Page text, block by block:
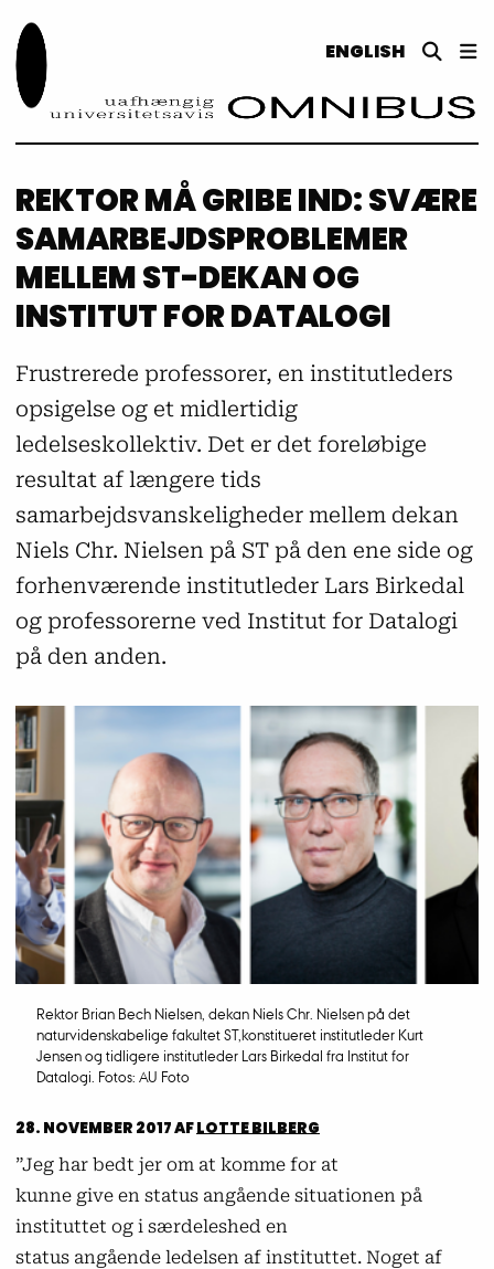
ENGLISH
REKTOR MÅ GRIBE IND: SVÆRE
SAMARBEJDSPROBLEMER
MELLEM ST-DEKAN OG
INSTITUT FOR DATALOGI
Frustrerede professorer, en institutleders
opsigelse og et midlertidig
ledelseskollektiv. Det er det foreløbige
resultat af længere tids
samarbejdsvanskeligheder mellem dekan
Niels Chr. Nielsen på ST på den ene side og
forhenværende institutleder Lars Birkedal
og professorerne ved Institut for Datalogi
på den anden.
Rektor Brian Bech Nielsen, dekan Niels Chr. Nielsen på det
naturvidenskabelige fakultet ST,konstitueret institutleder Kurt
Jensen og tidligere institutleder Lars Birkedal fra Institut for
Datalogi. Fotos: AU Foto
28. NOVEMBER 2017AFLOTTE BILBERG
”Jeg har bedt jer om at komme for at
kunne give en status angående situationen på
instituttet og i særdeleshed en
status angående ledelsen af instituttet. Noget af